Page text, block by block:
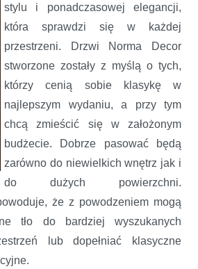
stylu i ponadczasowej elegancji,
która sprawdzi się w każdej
przestrzeni. Drzwi Norma Decor
stworzone zostały z myślą o tych,
którzy cenią sobie klasykę w
najlepszym wydaniu, a przy tym
chcą zmieścić się w założonym
budżecie. Dobrze pasować będą
zarówno do niewielkich wnętrz jak i
do dużych powierzchni.
że z powodzeniem mogą
tło do bardziej wyszukanych
lub dopełniać klasyczne